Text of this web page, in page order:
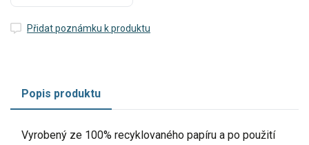
Přidat poznámku k produktu
Popis produktu
Vyrobený ze 100% recyklovaného papíru a po použití